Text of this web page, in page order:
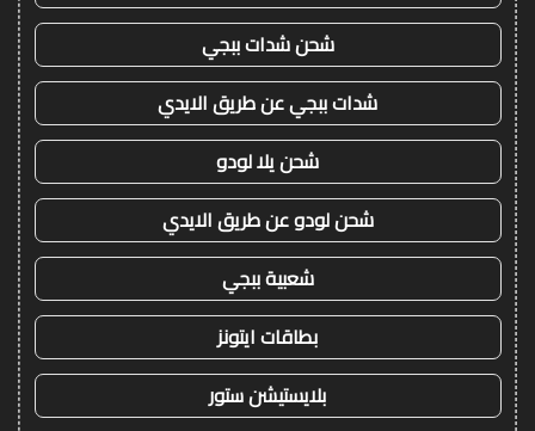
شحن شدات ببجي
شدات ببجي عن طريق الايدي
شحن يلا لودو
شحن لودو عن طريق الايدي
شعبية ببجي
بطاقات ايتونز
بلايستيشن ستور